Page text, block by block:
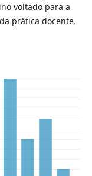
voltado para a
prática docente.